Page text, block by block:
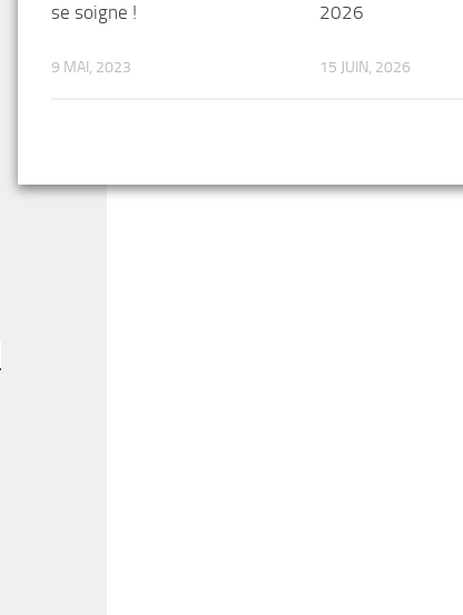
se soigne !
9 MAI, 2023
2026
15 JUIN, 2026